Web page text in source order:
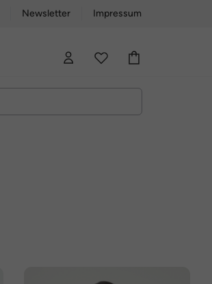
Newsletter Impressum